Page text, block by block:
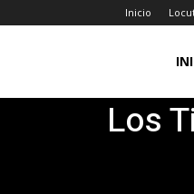
Inicio
JEFA
Los